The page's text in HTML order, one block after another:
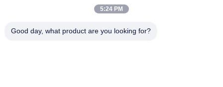
Treillis métallique déployé décoratif personnalisé pour des
5:24 PM
Good day, what product are you looking for?